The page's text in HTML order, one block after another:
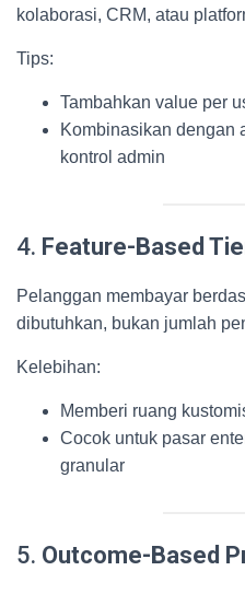
kolaborasi, CRM, atau
Tips:
Tambahkan value per
Kombinasikan dengan
kontrol admin
4. Feature-Based
Pelanggan membayar
dibutuhkan, bukan jumlah
Kelebihan:
Memberi ruang
Cocok untuk pasar
granular
5. Outcome-Based